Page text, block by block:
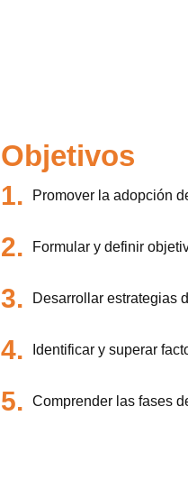
Objetivos
1. Promover la adopción
2. Formular y definir
3. Desarrollar estrategias
4. Identificar y superar
5. Comprender las fases